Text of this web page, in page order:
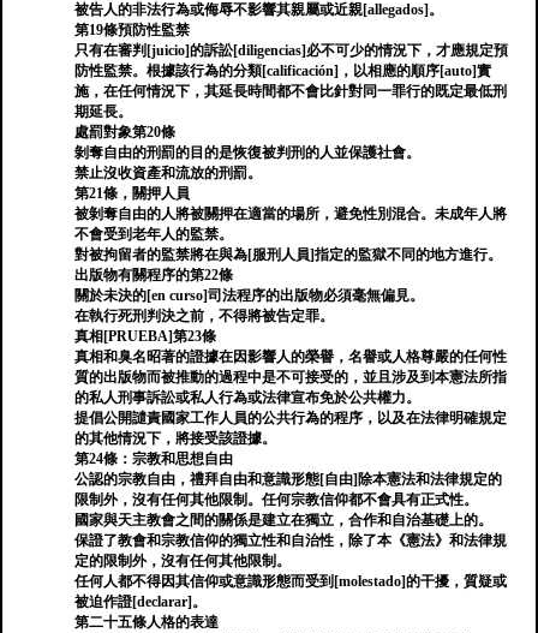
被告人的非法行為或侮辱不影響其親屬或近親[allegados]。
第19條預防性監禁
只有在審判[juicio]的訴訟[diligencias]必不可少的情況下，才應規定預
防性監禁。根據該行為的分類[calificación]，以相應的順序[auto]實
施，在任何情況下，其延長時間都不會比針對同一罪行的既定最低刑
期延長。
處罰對象第20條
剝奪自由的刑罰的目的是恢復被判刑的人並保護社會。
禁止沒收資產和流放的刑罰。
第21條，關押人員
被剝奪自由的人將被關押在適當的場所，避免性別混合。未成年人將
不會受到老年人的監禁。
對被拘留者的監禁將在與為[服刑人員]指定的監獄不同的地方進行。
出版物有關程序的第22條
關於未決的[en curso]司法程序的出版物必須毫無偏見。
在執行死刑判決之前，不得將被告定罪。
真相[PRUEBA]第23條
真相和臭名昭著的證據在因影響人的榮譽，名譽或人格尊嚴的任何性
質的出版物而被推動的過程中是不可接受的，並且涉及到本憲法所指
的私人刑事訴訟或私人行為或法律宣布免於公共權力。
提倡公開譴責國家工作人員的公共行為的程序，以及在法律明確規定
的其他情況下，將接受該證據。
第24條：宗教和思想自由
公認的宗教自由，禮拜自由和意識形態[自由]除本憲法和法律規定的
限制外，沒有任何其他限制。任何宗教信仰都不會具有正式性。
國家與天主教會之間的關係是建立在獨立，合作和自治基礎上的。
保證了教會和宗教信仰的獨立性和自治性，除了本《憲法》和法律規
定的限制外，沒有任何其他限制。
任何人都不得因其信仰或意識形態而受到[molestado]的干擾，質疑或
被迫作證[declarar]。
第二十五條人格的表達